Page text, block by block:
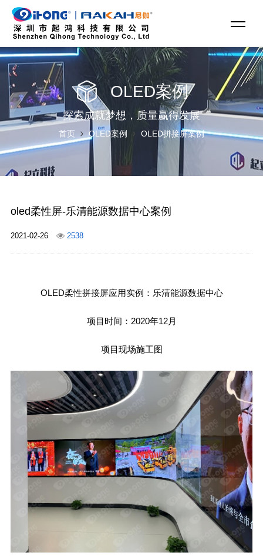
OLED案例
探索成就梦想，质量赢得发展
首页 OLED案例 OLED拼接屏案例
oled柔性屏-乐清能源数据中心案例
2021-02-26 2538
OLED柔性拼接屏应用实例：乐清能源数据中心
项目时间：2020年12月
项目现场施工图